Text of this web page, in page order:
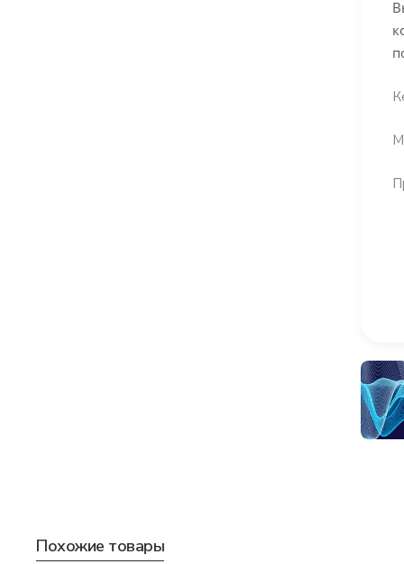
Похожие товары